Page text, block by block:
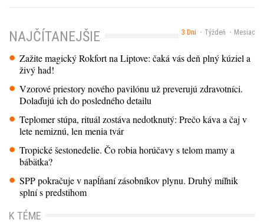
3 Dni Týždeň Mesiac
NAJČÍTANEJŠIE
Zažite magický Rokfort na Liptove: čaká vás deň plný kúziel a
živý had!
Vzorové priestory nového pavilónu už preverujú zdravotníci.
Dolaďujú ich do posledného detailu
Teplomer stúpa, rituál zostáva nedotknutý: Prečo káva a čaj v
lete nemiznú, len menia tvár
Tropické šestonedelie. Čo robia horúčavy s telom mamy a
bábätka?
SPP pokračuje v napĺňaní zásobníkov plynu. Druhý míľnik
splní s predstihom
K TÉME